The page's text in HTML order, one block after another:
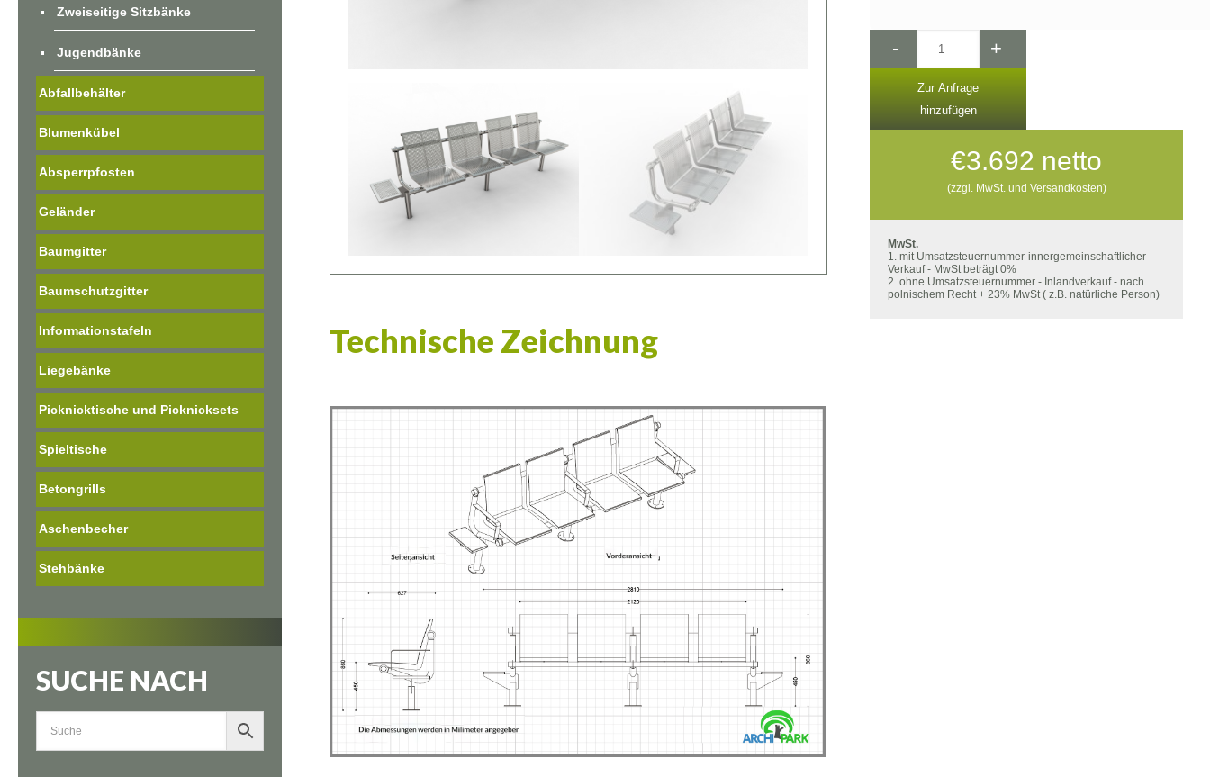
Technische Zeichnung
- +
Zur Anfrage
hinzufügen
€3.692 netto
(zzgl. MwSt. und Versandkosten)
MwSt.
1. mit Umsatzsteuernummer-innergemeinschaftlicher
Verkauf - MwSt beträgt 0%
2. ohne Umsatzsteuernummer - Inlandverkauf - nach
polnischem Recht + 23% MwSt ( z.B. natürliche Person)
Zweiseitige Sitzbänke
Jugendbänke
Abfallbehälter
Blumenkübel
Absperrpfosten
Geländer
Baumgitter
Baumschutzgitter
Informationstafeln
Liegebänke
Picknicktische und Picknicksets
Spieltische
Betongrills
Aschenbecher
Stehbänke
SUCHE NACH